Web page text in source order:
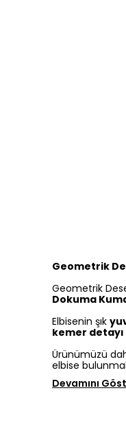
Geometrik
Geometrik
Dokuma
Elbisenin şık
kemer detayı
Ürünümüzü
elbise
Devamını